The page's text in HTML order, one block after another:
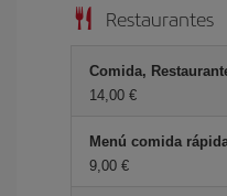
Restaurantes
Comida,
14,00 €
Menú comida
9,00 €